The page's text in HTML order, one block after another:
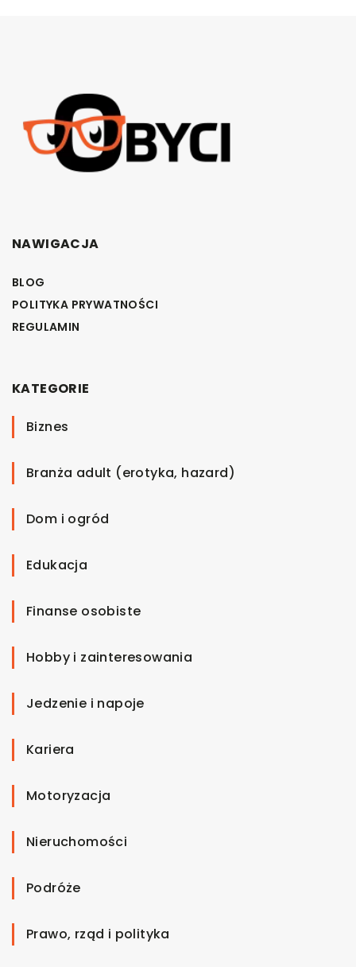
NAWIGACJA
BLOG
POLITYKA PRYWATNOŚCI
REGULAMIN
KATEGORIE
Biznes
Branża adult (erotyka, hazard)
Dom i ogród
Edukacja
Finanse osobiste
Hobby i zainteresowania
Jedzenie i napoje
Kariera
Motoryzacja
Nieruchomości
Podróże
Prawo, rząd i polityka